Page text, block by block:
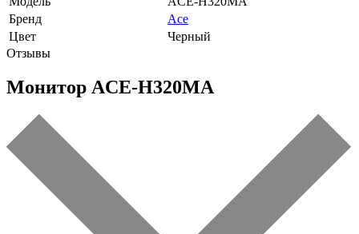
Бренд
Ace
Цвет
Черный
Отзывы
Монитор ACE-H320MA